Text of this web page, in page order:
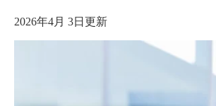
2026年4月 3日更新